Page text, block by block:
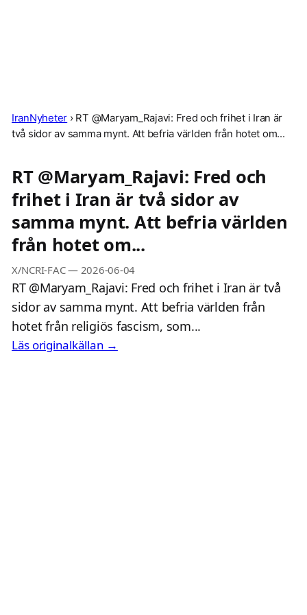
IranNyheter › RT @Maryam_Rajavi: Fred och frihet i Iran är
två sidor av samma mynt. Att befria världen från hotet om...
RT @Maryam_Rajavi: Fred och
frihet i Iran är två sidor av
samma mynt. Att befria världen
från hotet om...
X/NCRI-FAC— 2026-06-04
RT @Maryam_Rajavi: Fred och frihet i Iran är två
sidor av samma mynt. Att befria världen från
hotet från religiös fascism, som...
Läs originalkällan →